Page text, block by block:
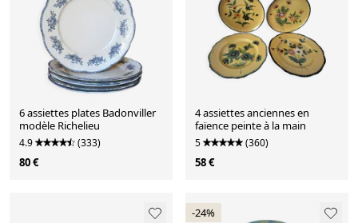
6 assiettes plates Badonviller
modèle Richelieu
4.9 (333)
80 €
4 assiettes anciennes en
faïence peinte à la main
5 (360)
58 €
-24%